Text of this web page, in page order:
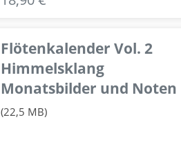
Flötenkalender Vol. 2
Himmelsklang
Monatsbilder und Noten
(22,5 MB)